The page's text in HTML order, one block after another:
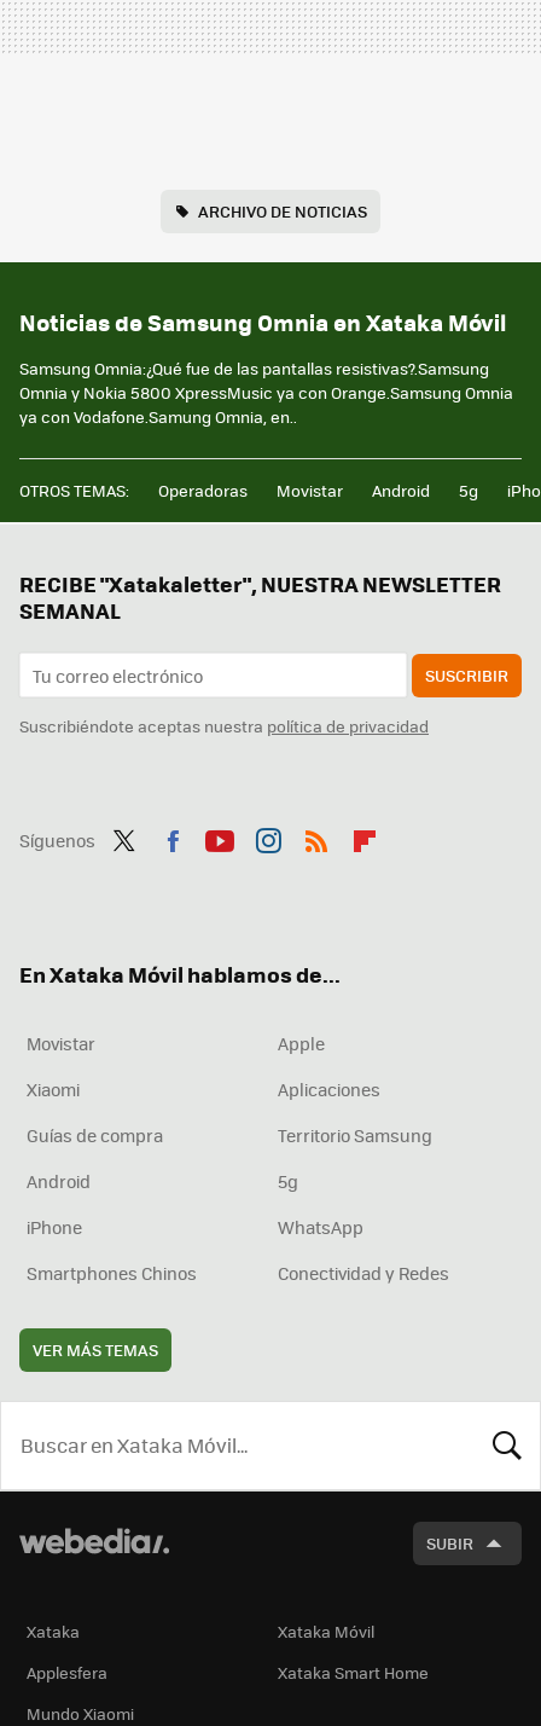
ARCHIVO DE NOTICIAS
Noticias de Samsung Omnia en Xataka Móvil
Samsung Omnia:¿Qué fue de las pantallas resistivas?.Samsung
Omnia y Nokia 5800 XpressMusic ya con Orange.Samsung Omnia
ya con Vodafone.Samung Omnia, en..
OTROS TEMAS: Operadoras Movistar Android 5g
RECIBE "Xatakaletter", NUESTRA NEWSLETTER
SEMANAL
SUSCRIBIR
Suscribiéndote aceptas nuestra política de privacidad
Síguenos
En Xataka Móvil hablamos de...
Movistar
Apple
Xiaomi
Aplicaciones
Guías de compra
Territorio Samsung
Android
5g
iPhone
WhatsApp
Smartphones Chinos
Conectividad y Redes
VER MÁS TEMAS
SUBIR
Xataka
Xataka Móvil
Applesfera
Xataka Smart Home
Mundo Xiaomi